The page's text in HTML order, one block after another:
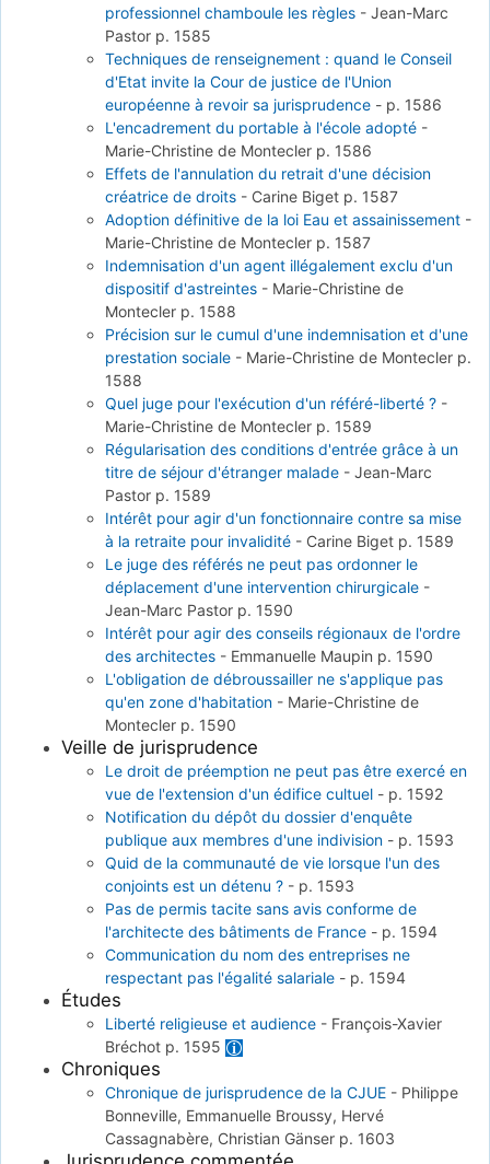
professionnel chamboule les règles - Jean-Marc
Pastor p. 1585
Techniques de renseignement : quand le Conseil
d'Etat invite la Cour de justice de l'Union
européenne à revoir sa jurisprudence - p. 1586
L'encadrement du portable à l'école adopté -
Marie-Christine de Montecler p. 1586
Effets de l'annulation du retrait d'une décision
créatrice de droits - Carine Biget p. 1587
Adoption définitive de la loi Eau et assainissement -
Marie-Christine de Montecler p. 1587
Indemnisation d'un agent illégalement exclu d'un
dispositif d'astreintes - Marie-Christine de
Montecler p. 1588
Précision sur le cumul d'une indemnisation et d'une
prestation sociale - Marie-Christine de Montecler p.
1588
Quel juge pour l'exécution d'un référé-liberté ? -
Marie-Christine de Montecler p. 1589
Régularisation des conditions d'entrée grâce à un
titre de séjour d'étranger malade - Jean-Marc
Pastor p. 1589
Intérêt pour agir d'un fonctionnaire contre sa mise
à la retraite pour invalidité - Carine Biget p. 1589
Le juge des référés ne peut pas ordonner le
déplacement d'une intervention chirurgicale -
Jean-Marc Pastor p. 1590
Intérêt pour agir des conseils régionaux de l'ordre
des architectes - Emmanuelle Maupin p. 1590
L'obligation de débroussailler ne s'applique pas
qu'en zone d'habitation - Marie-Christine de
Montecler p. 1590
Veille de jurisprudence
Le droit de préemption ne peut pas être exercé en
vue de l'extension d'un édifice cultuel - p. 1592
Notification du dépôt du dossier d'enquête
publique aux membres d'une indivision - p. 1593
Quid de la communauté de vie lorsque l'un des
conjoints est un détenu ? - p. 1593
Pas de permis tacite sans avis conforme de
l'architecte des bâtiments de France - p. 1594
Communication du nom des entreprises ne
respectant pas l'égalité salariale - p. 1594
Études
Liberté religieuse et audience - François-Xavier
Bréchot p. 1595
Chroniques
Chronique de jurisprudence de la CJUE - Philippe
Bonneville, Emmanuelle Broussy, Hervé
Cassagnabère, Christian Gänser p. 1603